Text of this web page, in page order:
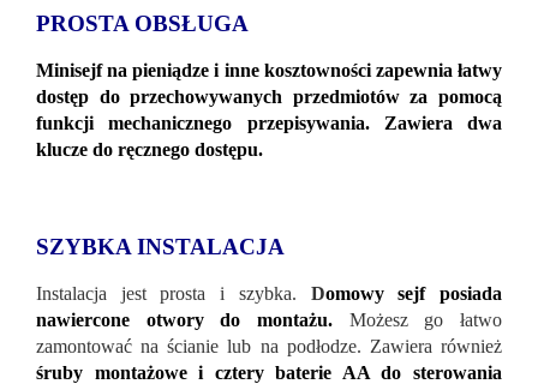
PROSTA OBSŁUGA
Minisejf na pieniądze i inne kosztowności zapewnia łatwy
dostęp do przechowywanych przedmiotów za pomocą
funkcji mechanicznego przepisywania. Zawiera dwa
klucze do ręcznego dostępu.
SZYBKA INSTALACJA
Instalacja jest prosta i szybka. Domowy sejf posiada
nawiercone otwory do montażu. Możesz go łatwo
zamontować na ścianie lub na podłodze. Zawiera również
śruby montażowe i cztery baterie AA do sterowania